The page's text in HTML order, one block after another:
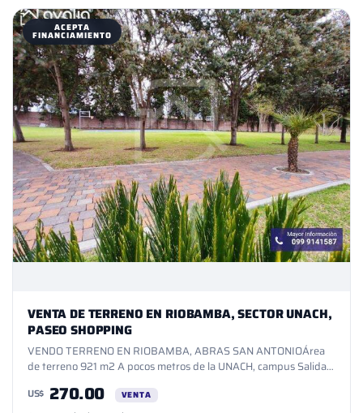
VENTA DE TERRENO EN RIOBAMBA, SECTOR UNACH,
PASEO SHOPPING
VENDO TERRENO EN RIOBAMBA, ABRAS SAN ANTONIOÁrea
de terreno 921 m2 A pocos metros de la UNACH, campus Salida a
servicios Guardianía 24 HORASMonitoreo 24 HORASSistema
US$ 270.00 VENTA
ACEPTA
FINANCIAMIENTO